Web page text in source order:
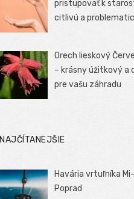
pristupovať k
citlivú a
Orech lieskový
– krásny úžitkový a
pre vašu záhradu
NAJČÍTANEJŠIE
Havária vrtuľníka
Poprad